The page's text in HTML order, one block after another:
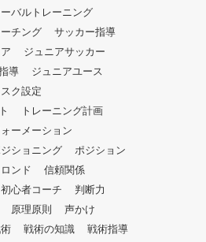
だ
い。
バルトレーニング
ーチング
サッカー指導
ジュニアサッカー
導
ジュニアユース
ク設定
トレーニング計画
ーメーション
ショニング
ポジション
ロンド
信頼関係
初心者コーチ
判断力
原理原則
声かけ
戦術の知識
戦術指導